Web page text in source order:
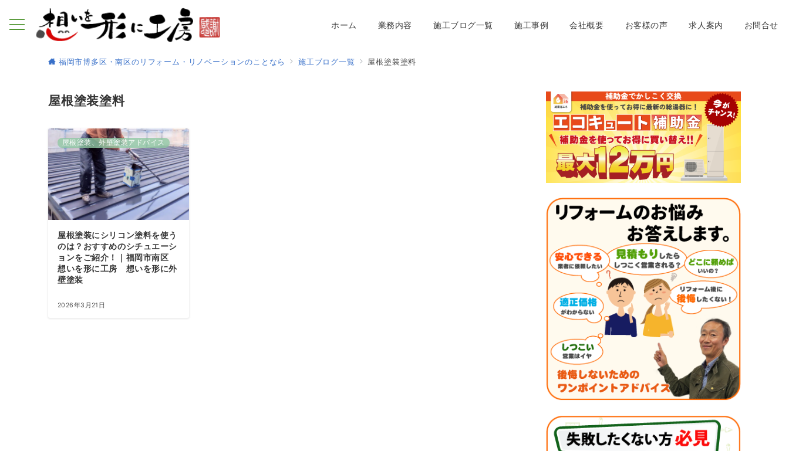
ホーム 業務内容 施工ブログ一覧 施工事例 会社概要 お客様の声 求人案内 お問合せ
福岡市博多区・南区のリフォーム・リノベーションのことなら 施工ブログ一覧 屋根塗装塗料
屋根塗装塗料
屋根塗装、外壁塗装アドバイス
屋根塗装にシリコン塗料を使う
のは？おすすめのシチュエーシ
ョンをご紹介！｜福岡市南区
想いを形に工房 想いを形に外
壁塗装
2026年3月21日